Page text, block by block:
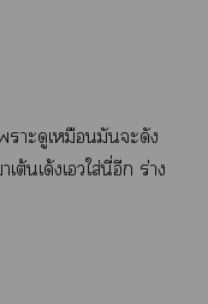
าะดูเหมือนมันะดัง
นเด้งเใส่นี่อีก ร่าง